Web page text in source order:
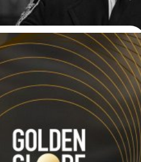
างวัลลูกโลกทองคำ
ข้าชิงมากสุด 9 สาขา
โลกทองคำ (Golden Globe
วอร์ เข้าชิงมากสุด 9 สาขา
ขา 'The Last of Us' เข้าชิง 3